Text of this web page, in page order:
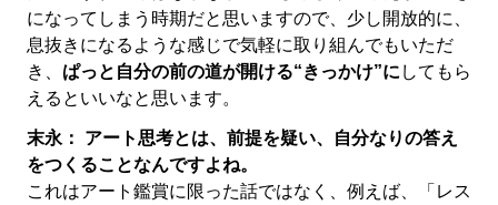
になってしまう時期だと思いますので、少し開放的に、
息抜きになるような感じで気軽に取り組んでもいただ
き、 ぱっと自分の前の道が開ける“きっかけ”に してもら
えるといいなと思います。
末永：
アート思考とは、前提を疑い、自分なりの答え
をつくることなんですよね。
これはアート鑑賞に限った話ではなく、例えば、「レス